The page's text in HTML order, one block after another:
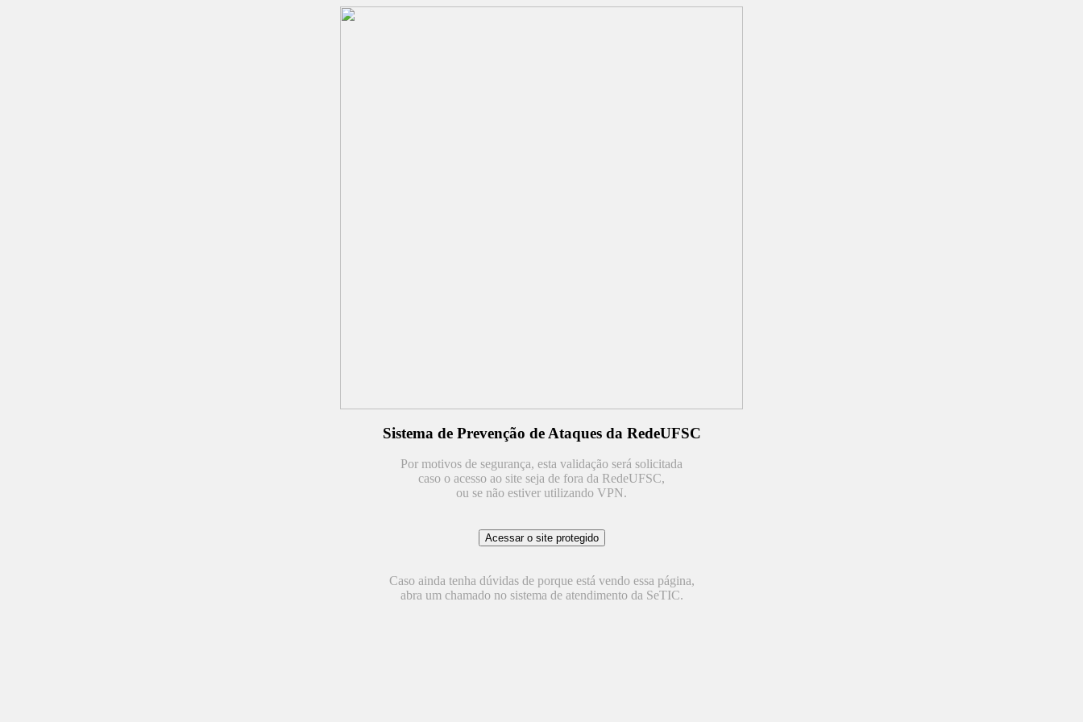
Sistema de Prevenção de Ataques da RedeUFSC
Por motivos de segurança, esta validação será solicitada
caso o acesso ao site seja de fora da RedeUFSC,
ou se não estiver utilizando VPN.
Caso ainda tenha dúvidas de porque está vendo essa página,
abra um chamado no sistema de atendimento da SeTIC.